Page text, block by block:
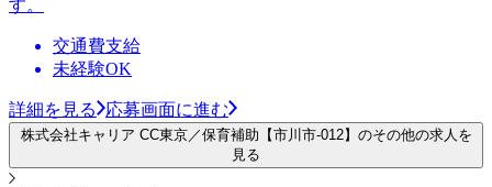
す。
交通費支給
未経験OK
詳細を見る 応募画面に進む
株式会社キャリア CC東京／保育補助【市川市-012】のその他の求人を
見る